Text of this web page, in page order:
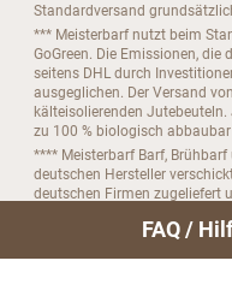
Standardversand
*** Meisterbarf nutzt beim
GoGreen. Die Emissionen, die
seitens DHL durch
ausgeglichen. Der Versand
kälteisolierenden
zu 100 % biologisch
**** Meisterbarf Barf,
deutschen Hersteller
deutschen Firmen zugeliefert
***** Bitte beachte, das du
Folgebestellung kündigen
FAQ /